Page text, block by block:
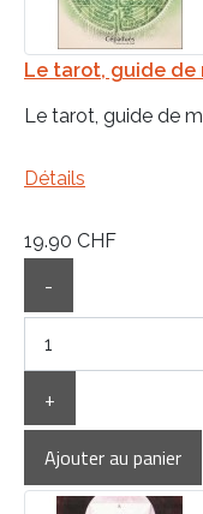
Le tarot, guide
Le tarot, guide de
Détails
19.90 CHF
-
+